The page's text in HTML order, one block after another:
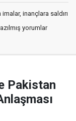
inançlara saldırı
yorumlar
Pakistan